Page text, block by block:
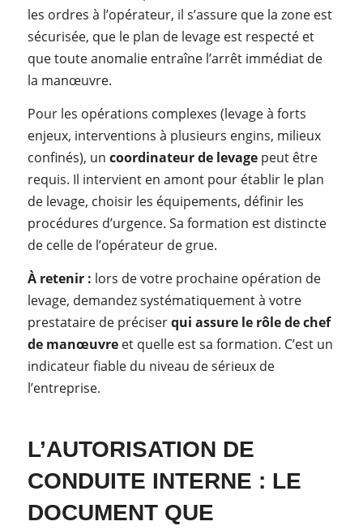
les ordres à l’opérateur, il s’assure que la zone est
sécurisée, que le plan de levage est respecté et
que toute anomalie entraîne l’arrêt immédiat de
la manœuvre.
Pour les opérations complexes (levage à forts
enjeux, interventions à plusieurs engins, milieux
confinés), un coordinateur de levagepeut être
requis. Il intervient en amont pour établir le plan
de levage, choisir les équipements, définir les
procédures d’urgence. Sa formation est distincte
de celle de l’opérateur de grue.
À retenir : lors de votre prochaine opération de
levage, demandez systématiquement à votre
prestataire de préciserqui assure le rôle de chef
de manœuvreet quelle est sa formation. C’est un
indicateur fiable du niveau de sérieux de
l’entreprise.
L’AUTORISATION DE
CONDUITE INTERNE : LE
DOCUMENT QUE